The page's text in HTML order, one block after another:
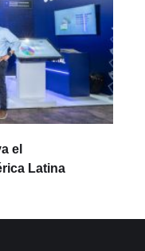
el
Latina